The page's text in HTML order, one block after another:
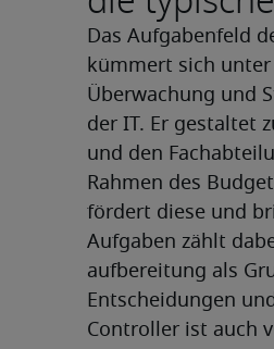
Das Aufgabenfeld
kümmert sich
Überwachung und
der IT. Er gestaltet
und den
Rahmen des
fördert diese und
Aufgaben zählt
aufbereitung als
Entscheidungen
Controller ist auch